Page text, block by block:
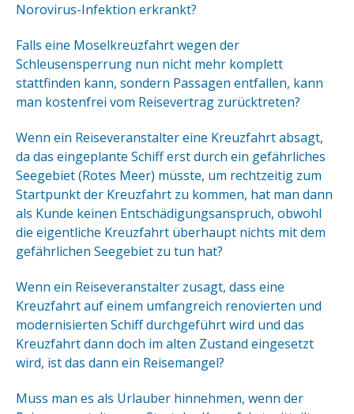
Norovirus-Infektion erkrankt?
Falls eine Moselkreuzfahrt wegen der
Schleusensperrung nun nicht mehr komplett
stattfinden kann, sondern Passagen entfallen, kann
man kostenfrei vom Reisevertrag zurücktreten?
Wenn ein Reiseveranstalter eine Kreuzfahrt absagt,
da das eingeplante Schiff erst durch ein gefährliches
Seegebiet (Rotes Meer) müsste, um rechtzeitig zum
Startpunkt der Kreuzfahrt zu kommen, hat man dann
als Kunde keinen Entschädigungsanspruch, obwohl
die eigentliche Kreuzfahrt überhaupt nichts mit dem
gefährlichen Seegebiet zu tun hat?
Wenn ein Reiseveranstalter zusagt, dass eine
Kreuzfahrt auf einem umfangreich renovierten und
modernisierten Schiff durchgeführt wird und das
Kreuzfahrt dann doch im alten Zustand eingesetzt
wird, ist das dann ein Reisemangel?
Muss man es als Urlauber hinnehmen, wenn der